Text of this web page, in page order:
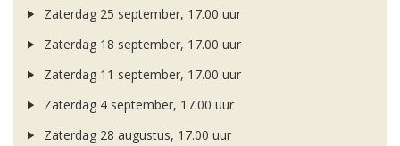
Zaterdag 25 september, 17.00 uur
Zaterdag 18 september, 17.00 uur
Zaterdag 11 september, 17.00 uur
Zaterdag 4 september, 17.00 uur
Zaterdag 28 augustus, 17.00 uur